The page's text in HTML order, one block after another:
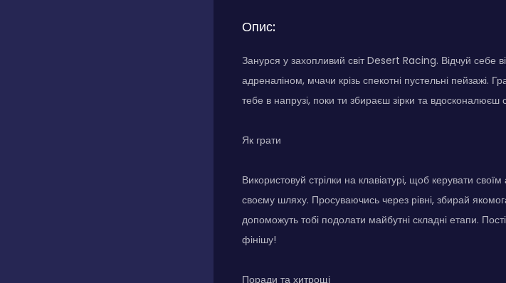
Опис:
Занурся у захопливий світ Desert Racing. Відчуй себе
адреналіном, мчачи крізь спекотні пустельні пейзажі.
тебе в напрузі, поки ти збираєш зірки та вдосконалюєш
Як грати
Використовуй стрілки на клавіатурі, щоб керувати
своєму шляху. Просуваючись через рівні, збирай
допоможуть тобі подолати майбутні складні етапи.
фінішу!
Поради та хитрощі